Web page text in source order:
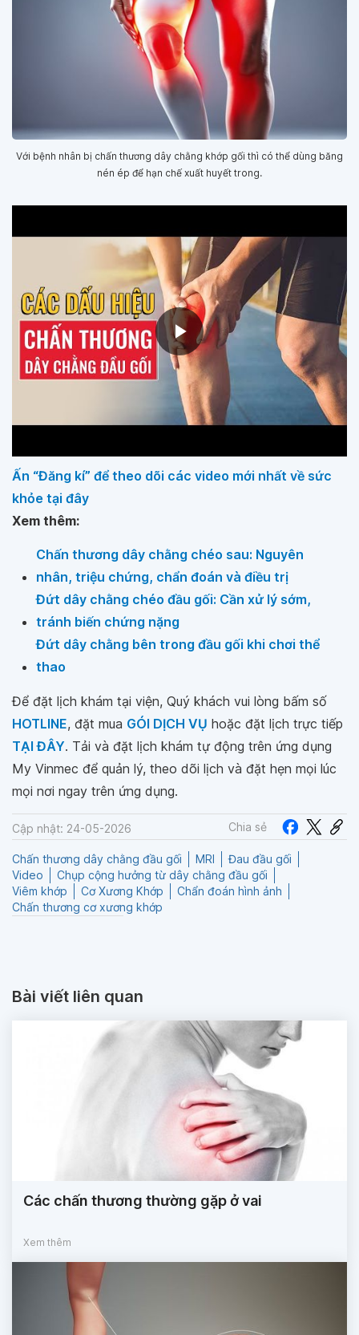
Với bệnh nhân bị chấn thương dây chằng khớp gối thì có thể dùng băng
nén ép để hạn chế xuất huyết trong.
Ấn “Đăng kí” để theo dõi các video mới nhất về sức
khỏe tại đây
Xem thêm:
Chấn thương dây chằng chéo sau: Nguyên
nhân, triệu chứng, chẩn đoán và điều trị
Đứt dây chằng chéo đầu gối: Cần xử lý sớm,
tránh biến chứng nặng
Đứt dây chằng bên trong đầu gối khi chơi thể
thao
Để đặt lịch khám tại viện, Quý khách vui lòng bấm số
HOTLINE, đặt mua GÓI DỊCH VỤ hoặc đặt lịch trực tiếp
TẠI ĐÂY. Tải và đặt lịch khám tự động trên ứng dụng
My Vinmec để quản lý, theo dõi lịch và đặt hẹn mọi lúc
mọi nơi ngay trên ứng dụng.
Cập nhật: 24-05-2026 Chia sẻ
Chấn thương dây chằng đầu gối MRI
Đau đầu gối
Video
Chụp cộng hưởng từ dây chằng đầu gối
Viêm khớp
Cơ Xương Khớp
Chẩn đoán hình ảnh
Chấn thương cơ xương khớp
Bài viết liên quan
Các chấn thương thường gặp ở vai
Xem thêm